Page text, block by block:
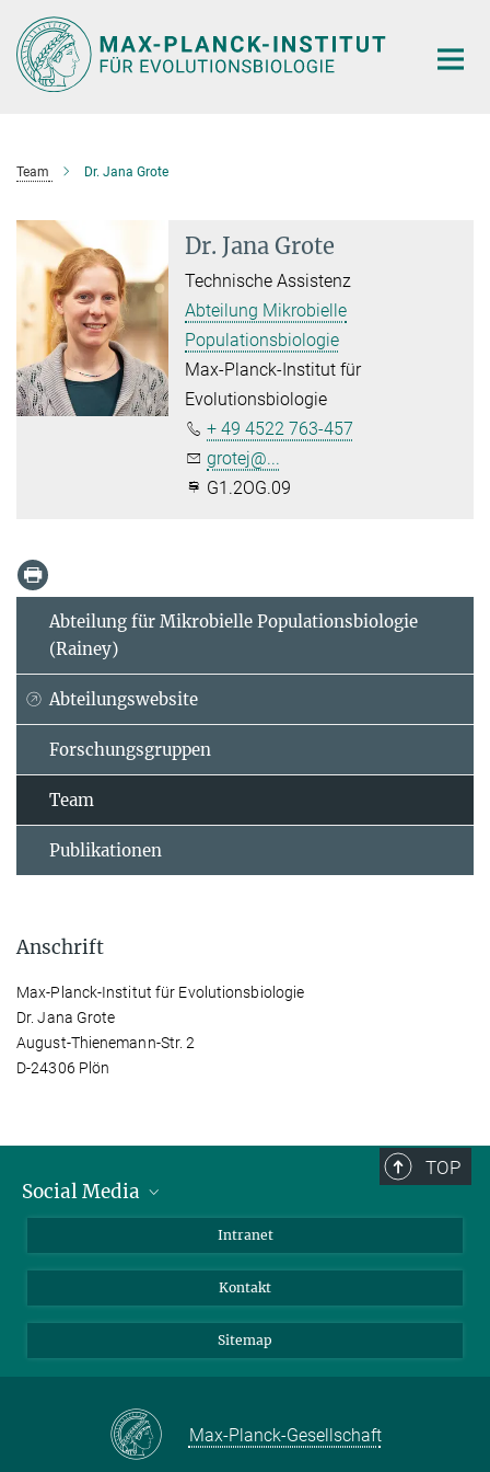
Hauptinhalt
Team Dr. Jana Grote
Dr. Jana Grote
Technische Assistenz
Abteilung Mikrobielle
Populationsbiologie
Max-Planck-Institut für
Evolutionsbiologie
+ 49 4522 763-457
grotej@...
G1.2OG.09
Abteilung für Mikrobielle Populationsbiologie
(Rainey)
Abteilungswebsite
Forschungsgruppen
Team
Publikationen
Anschrift
Max-Planck-Institut für Evolutionsbiologie
Dr. Jana Grote
August-Thienemann-Str. 2
D-24306 Plön
TOP
Social Media
Intranet
Kontakt
Sitemap
Max-Planck-Gesellschaft